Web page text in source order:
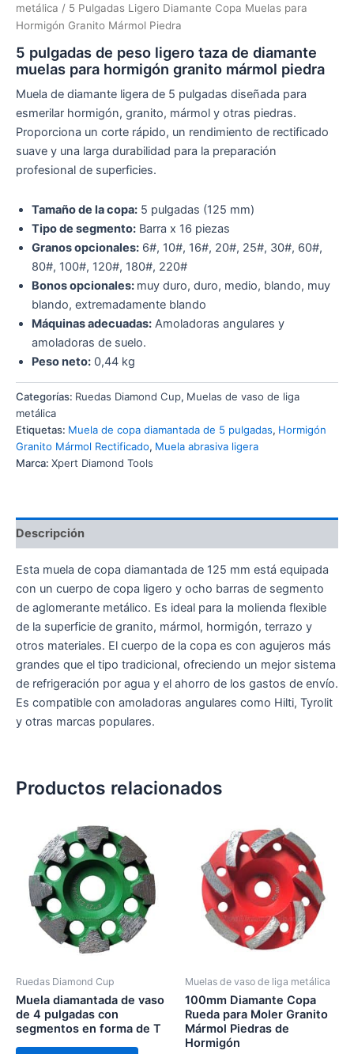
metálica / 5 Pulgadas Ligero Diamante Copa Muelas para
Hormigón Granito Mármol Piedra
5 pulgadas de peso ligero taza de diamante
muelas para hormigón granito mármol piedra
Muela de diamante ligera de 5 pulgadas diseñada para
esmerilar hormigón, granito, mármol y otras piedras.
Proporciona un corte rápido, un rendimiento de rectificado
suave y una larga durabilidad para la preparación
profesional de superficies.
Tamaño de la copa: 5 pulgadas (125 mm)
Tipo de segmento: Barra x 16 piezas
Granos opcionales: 6#, 10#, 16#, 20#, 25#, 30#, 60#,
80#, 100#, 120#, 180#, 220#
Bonos opcionales: muy duro, duro, medio, blando, muy
blando, extremadamente blando
Máquinas adecuadas: Amoladoras angulares y
amoladoras de suelo.
Peso neto: 0,44 kg
Categorías: Ruedas Diamond Cup, Muelas de vaso de liga
metálica
Etiquetas: Muela de copa diamantada de 5 pulgadas, Hormigón
Granito Mármol Rectificado, Muela abrasiva ligera
Marca: Xpert Diamond Tools
Descripción
Esta muela de copa diamantada de 125 mm está equipada
con un cuerpo de copa ligero y ocho barras de segmento
de aglomerante metálico. Es ideal para la molienda flexible
de la superficie de granito, mármol, hormigón, terrazo y
otros materiales. El cuerpo de la copa es con agujeros más
grandes que el tipo tradicional, ofreciendo un mejor sistema
de refrigeración por agua y el ahorro de los gastos de envío.
Es compatible con amoladoras angulares como Hilti, Tyrolit
y otras marcas populares.
Productos relacionados
Ruedas Diamond Cup
Muela diamantada de vaso
de 4 pulgadas con
segmentos en forma de T
Muelas de vaso de liga metálica
100mm Diamante Copa
Rueda para Moler Granito
Mármol Piedras de
Hormigón